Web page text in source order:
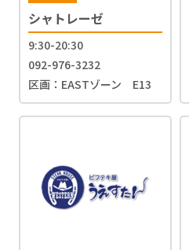
シャトレーゼ
9:30-20:30
092-976-3232
区画：EASTゾーン E13